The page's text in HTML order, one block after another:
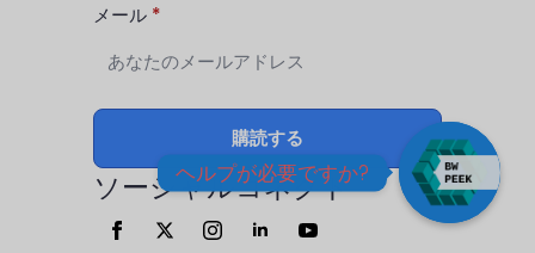
メール *
購読する
ソーシャルコネクト
ヘルプが必要ですか?
オ